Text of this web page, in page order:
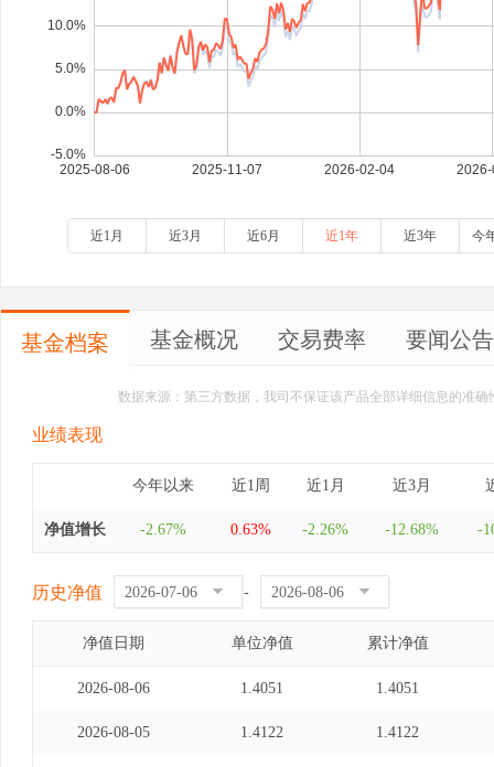
近1月 近3月 近6月 近1年 近3年 今
基金档案 基金概况 交易费率 要闻公告
数据来源：第三方数据，我司不保证该产品全部详细信息的准
业绩表现
今年以来 近1周 近1月 近3月
净值增长 -2.67% 0.63% -2.26% -12.68% -
历史净值 -
净值日期 单位净值 累计净值
2026-08-06 1.4051 1.4051
2026-08-05 1.4122 1.4122